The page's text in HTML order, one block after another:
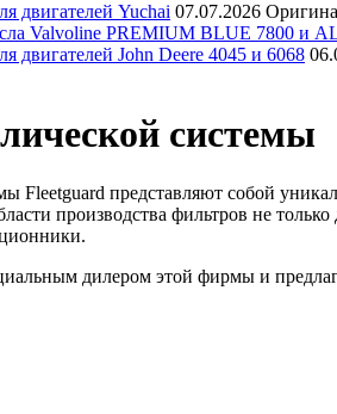
двигателей Yuchai 07.07.2026
Valvoline PREMIUM BLUE 7800 и
двигателей John Deere 4045 и 6068
системы
Fleetguard представляют собой
производства фильтров не
дилером этой фирмы и